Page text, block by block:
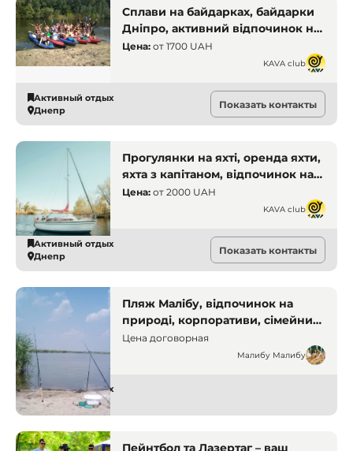
Сплави на байдарках, байдарки
Дніпро, активний відпочинок на
воді, прокат байдарок, походи на
байдарках. Активний відпочинок
Цена: от 1700 UAH
KAVA club
Активный отдых
Днепр
Показать контакты
Прогулянки на яхті, оренда яхти,
яхта з капітаном, відпочинок на
воді, романтична прогулянка,
яхт-клуб, яхта для двох, Дніпро,
Цена: от 2000 UAH
KAVA club
Активный отдых
Днепр
Показать контакты
Пляж Малібу, відпочинок на
природі, корпоративи, сімейний
відпочинок, база відпочинку,
кемпінг Дніпро, спортивні
Цена договорная
Малибу Малибу
Активный отдых
Днепр
Пейнтбол та Лазертаг – ваш